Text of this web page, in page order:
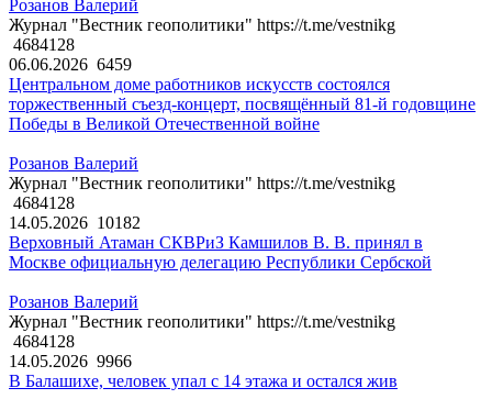
Розанов Валерий
Журнал "Вестник геополитики" https://t.me/vestnikg
4684128
06.06.2026 6459
Центральном доме работников искусств состоялся
торжественный съезд-концерт, посвящённый 81-й годовщине
Победы в Великой Отечественной войне
Розанов Валерий
Журнал "Вестник геополитики" https://t.me/vestnikg
4684128
14.05.2026 10182
Верховный Атаман СКВРиЗ Камшилов В. В. принял в
Москве официальную делегацию Республики Сербской
Розанов Валерий
Журнал "Вестник геополитики" https://t.me/vestnikg
4684128
14.05.2026 9966
В Балашихе, человек упал с 14 этажа и остался жив